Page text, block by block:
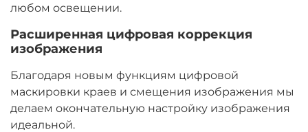
любом освещении.
Расширенная цифровая коррекция
изображения
Благодаря новым функциям цифровой
маскировки краев и смещения изображения мы
делаем окончательную настройку изображения
идеальной.